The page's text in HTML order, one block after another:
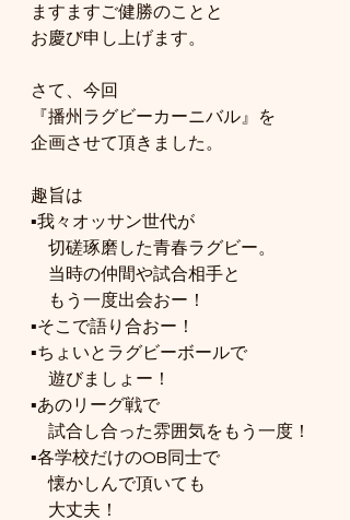
ますますご健勝のことと
お慶び申し上げます。
さて、今回
『播州ラグビーカーニバル』を
企画させて頂きました。
趣旨は
▪️我々オッサン世代が
切磋琢磨した青春ラグビー。
当時の仲間や試合相手と
もう一度出会おー！
▪️そこで語り合おー！
▪️ちょいとラグビーボールで
遊びましょー！
▪️あのリーグ戦で
試合し合った雰囲気をもう一度！
▪️各学校だけのOB同士で
懐かしんで頂いても
大丈夫！